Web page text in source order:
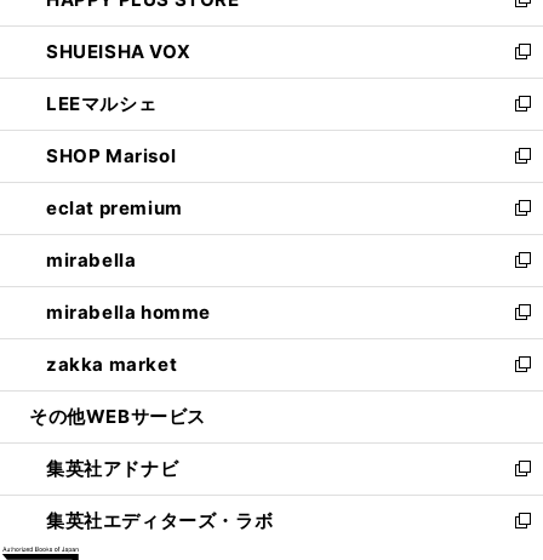
ウ
で
開
く
ン
ド
ウ
で
開
く
ウ
ィ
ン
ド
ウ
で
開
く
新
し
い
ウ
ィ
ン
ド
ウ
で
開
く
SHUEISHA VOX
新
し
い
ウ
ィ
ン
ド
ウ
で
開
く
LEEマルシェ
新
し
い
ウ
ィ
ン
ド
ウ
で
開
く
SHOP Marisol
新
し
い
ウ
ィ
ン
ド
ウ
で
開
eclat premium
新
し
い
ウ
ィ
ン
ド
ウ
開
く
mirabella
新
し
い
ウ
ィ
ン
ウ
で
開
く
mirabella homme
新
し
い
ウ
ン
ド
ウ
で
zakka market
新
し
ウ
ィ
ン
ド
その他WEBサービス
集英社アドナビ
新
し
い
集英社エディターズ・ラボ
新